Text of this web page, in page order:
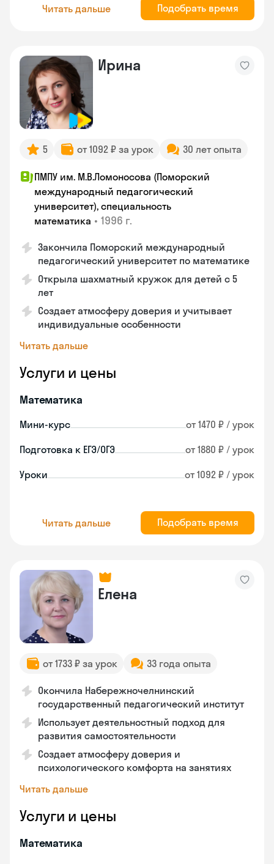
Читать дальше Подобрать время
Ирина
5 от 1092 ₽ за урок 30 лет опыта
ПМПУ им. М.В.Ломоносова (Поморский
международный педагогический
университет), специальность
математика • 1996 г.
Закончила Поморский международный
педагогический университет по математике
Открыла шахматный кружок для детей с 5
лет
Создает атмосферу доверия и учитывает
индивидуальные особенности
Читать дальше
Услуги и цены
Математика
Мини-курс от 1470 ₽ / урок
Подготовка к ЕГЭ/ОГЭ от 1880 ₽ / урок
Уроки от 1092 ₽ / урок
Читать дальше Подобрать время
Елена
от 1733 ₽ за урок 33 года опыта
Окончила Набережночелнинский
государственный педагогический институт
Использует деятельностный подход для
развития самостоятельности
Создает атмосферу доверия и
психологического комфорта на занятиях
Читать дальше
Услуги и цены
Математика